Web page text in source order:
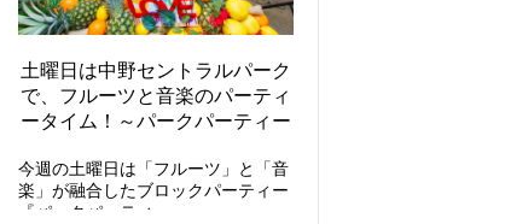
土曜日は中野セントラルパーク
で、フルーツと音楽のパーティ
ータイム！～パークパーティー
今週の土曜日は「フルーツ」と「音
楽」が融合したブロックパーティー
『パークパーティ…